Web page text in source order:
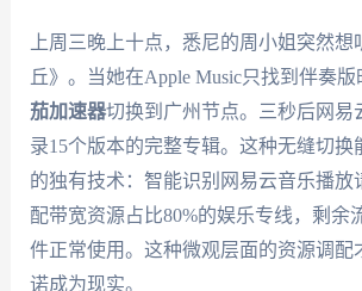
上周三晚上十点，悉尼的周小姐突然想
丘》。当她在Apple Music只找到伴奏
茄加速器切换到广州节点。三秒后网易
录15个版本的完整专辑。这种无缝切换
的独有技术：智能识别网易云音乐播放
配带宽资源占比80%的娱乐专线，剩余
件正常使用。这种微观层面的资源调配
诺成为现实。